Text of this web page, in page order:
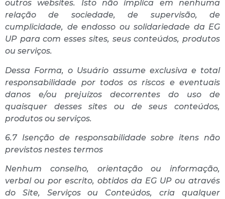
outros websites. Isto não implica em nenhuma
relação de sociedade, de supervisão, de
cumplicidade, de endosso ou solidariedade da EG
UP para com esses sites, seus conteúdos, produtos
ou serviços.
Dessa Forma, o Usuário assume exclusiva e total
responsabilidade por todos os riscos e eventuais
danos e/ou prejuízos decorrentes do uso de
quaisquer desses sites ou de seus conteúdos,
produtos ou serviços.
6.7 Isenção de responsabilidade sobre itens não
previstos nestes termos
Nenhum conselho, orientação ou informação,
verbal ou por escrito, obtidos da EG UP ou através
do Site, Serviços ou Conteúdos, cria qualquer